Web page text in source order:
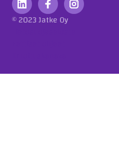
© 2023 Jatke Oy